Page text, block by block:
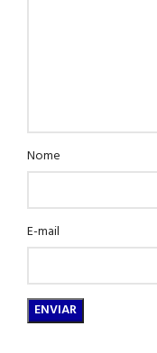
Nome
E-mail